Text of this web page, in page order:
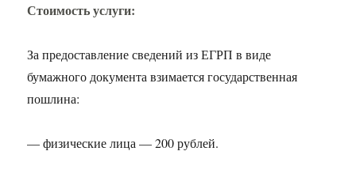
Стоимость услуги:
За предоставление сведений из ЕГРП в виде
бумажного документа взимается государственная
пошлина:
— физические лица — 200 рублей.